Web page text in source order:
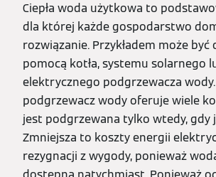
Ciepła woda użytkowa to
dla której każde gospodarstwo
rozwiązanie. Przykładem może być
pomocą kotła, systemu solarnego
elektrycznego podgrzewacza
podgrzewacz wody oferuje wiele
jest podgrzewana tylko wtedy, gdy
Zmniejsza to koszty energii
rezygnacji z wygody, ponieważ